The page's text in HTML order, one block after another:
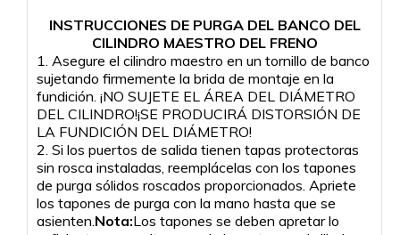
INSTRUCCIONES DE PURGA DEL BANCO DEL
CILINDRO MAESTRO DEL FRENO
1. Asegure el cilindro maestro en un tornillo de banco
sujetando firmemente la brida de montaje en la
fundición. ¡NO SUJETE EL ÁREA DEL DIÁMETRO
DEL CILINDRO!¡SE PRODUCIRÁ DISTORSIÓN DE
LA FUNDICIÓN DEL DIÁMETRO!
2. Si los puertos de salida tienen tapas protectoras
sin rosca instaladas, reemplácelas con los tapones
de purga sólidos roscados proporcionados. Apriete
los tapones de purga con la mano hasta que se
asienten. Nota:Los tapones se deben apretar lo